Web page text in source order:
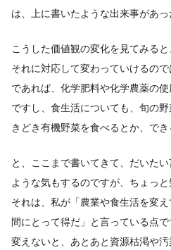
は、上に書いたような出来事があっ
こうした価値観の変化を見てみると
それに対応して変わっていけるの
であれば、化学肥料や化学農薬の
ですし、食生活についても、旬の
きどき有機野菜を食べるとか、でき
と、ここまで書いてきて、だいた
ような気もするのですが、ちょっと
それは、私が「農業や食生活を変
間にとって得だ」と言っている点
変えないと、あとあと資源枯渇や